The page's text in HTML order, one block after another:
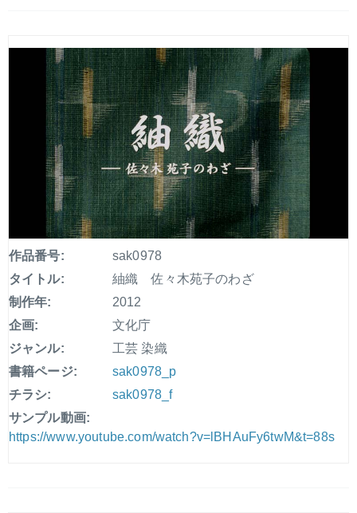
作品番号:
sak0978
タイトル:
紬織 佐々木苑子のわざ
制作年:
2012
企画:
文化庁
ジャンル:
工芸 染織
書籍ページ:
sak0978_p
チラシ:
sak0978_f
サンプル動画:
https://www.youtube.com/watch?v=lBHAuFy6twM&t=88s